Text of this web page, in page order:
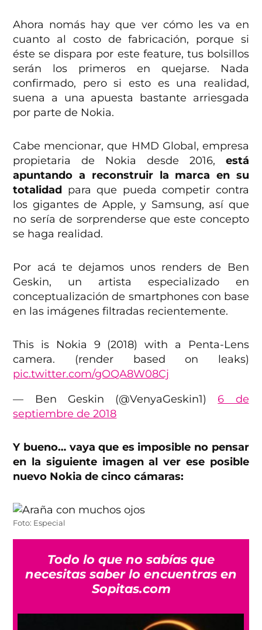
Ahora nomás hay que ver cómo les va en
cuanto al costo de fabricación, porque si
éste se dispara por este feature, tus bolsillos
serán los primeros en quejarse. Nada
confirmado, pero si esto es una realidad,
suena a una apuesta bastante arriesgada
por parte de Nokia.
Cabe mencionar, que HMD Global, empresa
propietaria de Nokia desde 2016, está
apuntando a reconstruir la marca en su
totalidad para que pueda competir contra
los gigantes de Apple, y Samsung, así que
no sería de sorprenderse que este concepto
se haga realidad.
Por acá te dejamos unos renders de Ben
Geskin, un artista especializado en
conceptualización de smartphones con base
en las imágenes filtradas recientemente.
This is Nokia 9 (2018) with a Penta-Lens
camera. (render based on leaks)
pic.twitter.com/gOQA8W08Cj
— Ben Geskin (@VenyaGeskin1) 6 de
septiembre de 2018
Y bueno… vaya que es imposible no pensar
en la siguiente imagen al ver ese posible
nuevo Nokia de cinco cámaras:
Foto: Especial
Todo lo que no sabías que
necesitas saber lo encuentras en
Sopitas.com